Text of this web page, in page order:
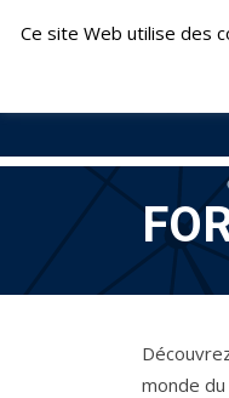
monde
Ce site Web utilise des